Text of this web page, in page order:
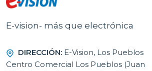
E-vision- más que electrónica
DIRECCIÓN: E-Vision, Los Pueblos
Centro Comercial Los Pueblos (Juan